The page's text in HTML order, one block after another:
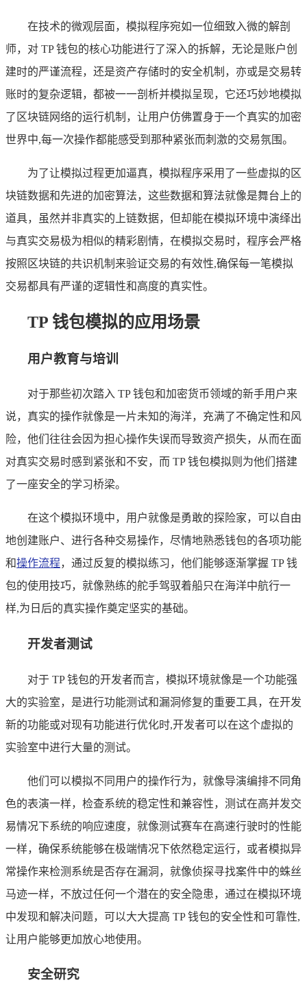
在技术的微观层面，模拟程序宛如一位细致入微的解剖
师，对 TP 钱包的核心功能进行了深入的拆解，无论是账户创
建时的严谨流程，还是资产存储时的安全机制，亦或是交易转
账时的复杂逻辑，都被一一剖析并模拟呈现，它还巧妙地模拟
了区块链网络的运行机制，让用户仿佛置身于一个真实的加密
世界中,每一次操作都能感受到那种紧张而刺激的交易氛围。
为了让模拟过程更加逼真，模拟程序采用了一些虚拟的区
块链数据和先进的加密算法，这些数据和算法就像是舞台上的
道具，虽然并非真实的上链数据，但却能在模拟环境中演绎出
与真实交易极为相似的精彩剧情，在模拟交易时，程序会严格
按照区块链的共识机制来验证交易的有效性,确保每一笔模拟
交易都具有严谨的逻辑性和高度的真实性。
TP 钱包模拟的应用场景
用户教育与培训
对于那些初次踏入 TP 钱包和加密货币领域的新手用户来
说，真实的操作就像是一片未知的海洋，充满了不确定性和风
险，他们往往会因为担心操作失误而导致资产损失，从而在面
对真实交易时感到紧张和不安，而 TP 钱包模拟则为他们搭建
了一座安全的学习桥梁。
在这个模拟环境中，用户就像是勇敢的探险家，可以自由
地创建账户、进行各种交易操作，尽情地熟悉钱包的各项功能
和操作流程，通过反复的模拟练习，他们能够逐渐掌握 TP 钱
包的使用技巧，就像熟练的舵手驾驭着船只在海洋中航行一
样,为日后的真实操作奠定坚实的基础。
开发者测试
对于 TP 钱包的开发者而言，模拟环境就像是一个功能强
大的实验室，是进行功能测试和漏洞修复的重要工具，在开发
新的功能或对现有功能进行优化时,开发者可以在这个虚拟的
实验室中进行大量的测试。
他们可以模拟不同用户的操作行为，就像导演编排不同角
色的表演一样，检查系统的稳定性和兼容性，测试在高并发交
易情况下系统的响应速度，就像测试赛车在高速行驶时的性能
一样，确保系统能够在极端情况下依然稳定运行，或者模拟异
常操作来检测系统是否存在漏洞，就像侦探寻找案件中的蛛丝
马迹一样，不放过任何一个潜在的安全隐患，通过在模拟环境
中发现和解决问题，可以大大提高 TP 钱包的安全性和可靠性,
让用户能够更加放心地使用。
安全研究